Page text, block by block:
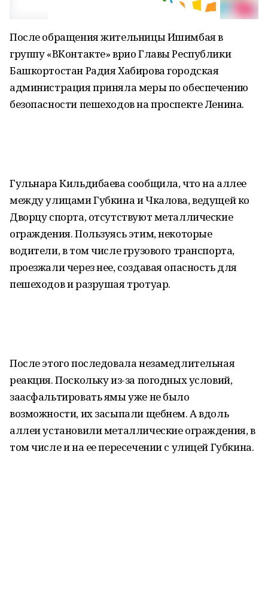
После обращения жительницы Ишимбая в
группу «ВКонтакте» врио Главы Республики
Башкортостан Радия Хабирова городская
администрация приняла меры по обеспечению
безопасности пешеходов на проспекте Ленина.
Гульнара Кильдибаева сообщила, что на аллее
между улицами Губкина и Чкалова, ведущей ко
Дворцу спорта, отсутствуют металлические
ограждения. Пользуясь этим, некоторые
водители, в том числе грузового транспорта,
проезжали через нее, создавая опасность для
пешеходов и разрушая тротуар.
После этого последовала незамедлительная
реакция. Поскольку из-за погодных условий,
заасфальтировать ямы уже не было
возможности, их засыпали щебнем. А вдоль
аллеи установили металлические ограждения, в
том числе и на ее пересечении с улицей Губкина.